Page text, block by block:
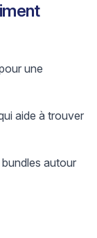
une
aide à trouver
autour